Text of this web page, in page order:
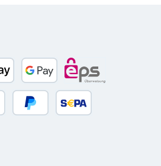
PayGoogle Payeps